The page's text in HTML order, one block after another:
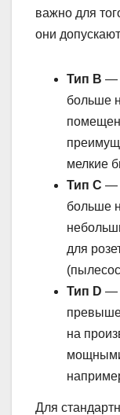
важно для
они
Тип B —
больше
мелкие
Тип C —
больше
для
Тип D —
на
Для